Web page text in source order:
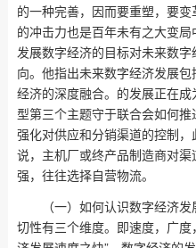
的一种完善，因而要重塑，要
的冲击力也是百年未有之大变
发展数字经济的目标对未来数
向。他指出未来数字经济发展
经济的深度融合。的发展正在
型第三个主题守于联合会如何
强化对供应和分销渠道的控制
说，主机厂或终产品制造商对
强，往往选择自营物流。
（一）如何认识数字经济发
切性有三个维度。即速度，广